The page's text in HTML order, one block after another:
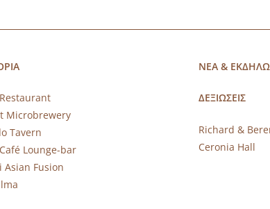
Microbrewery
Tavern
Lounge-bar
Asian Fusion
ΝΕΑ &
ΔΕΞΙΩΣΕΙΣ
Richard &
Ceronia Hall